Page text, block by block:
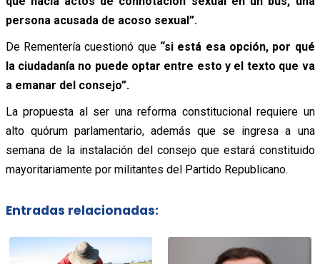
persona acusada de acoso sexual”.
De Rementería cuestionó que “si está esa opción, por qué
la ciudadanía no puede optar entre esto y el texto que va
a emanar del consejo”.
La propuesta al ser una reforma constitucional requiere un
alto quórum parlamentario, además que se ingresa a una
semana de la instalación del consejo que estará constituido
mayoritariamente por militantes del Partido Republicano.
Entradas relacionadas: